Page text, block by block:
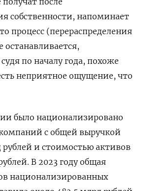
собственности, напоминает
процесс (перераспределения
останавливается,
по началу года, похоже
неприятное ощущение, что
было национализировано
с общей выручкой
и стоимостью активов
В 2023 году общая
национализированных